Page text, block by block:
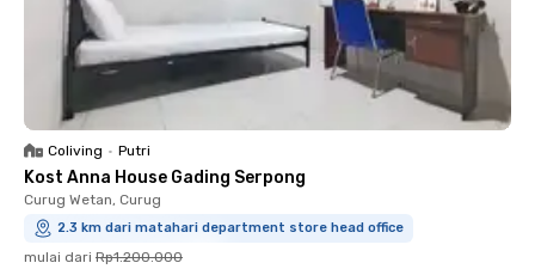
Coliving • Putri
Kost Anna House Gading Serpong
Curug Wetan, Curug
2.3 km dari matahari department store head office
mulai dari Rp1.200.000